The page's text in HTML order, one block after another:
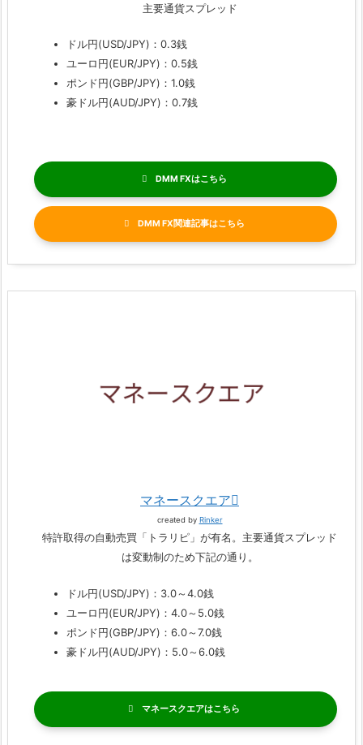
主要通貨スプレッド
ドル円(USD/JPY)：0.3銭
ユーロ円(EUR/JPY)：0.5銭
ポンド円(GBP/JPY)：1.0銭
豪ドル円(AUD/JPY)：0.7銭
DMM FX
DMM FX関連記事
マネースクエア
created by Rinker
特許取得の自動売買「トラリピ」が有名。主要通貨スプレッド
は変動制のため下記の通り。
ドル円(USD/JPY)：3.0～4.0銭
ユーロ円(EUR/JPY)：4.0～5.0銭
ポンド円(GBP/JPY)：6.0～7.0銭
豪ドル円(AUD/JPY)：5.0～6.0銭
マネースクエア